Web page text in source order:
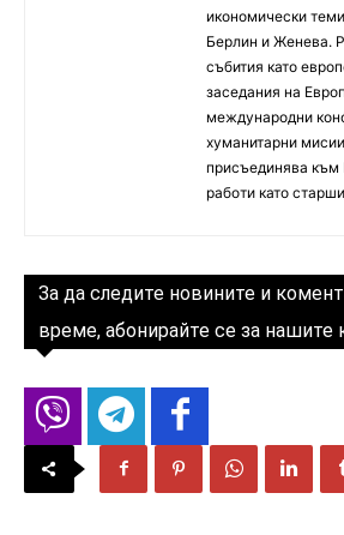
икономически
Берлин и Женева.
събития като
заседания на
международни
хуманитарни
присъединява към
работи като
За да следите новините и
време, абонирайте се за нашите